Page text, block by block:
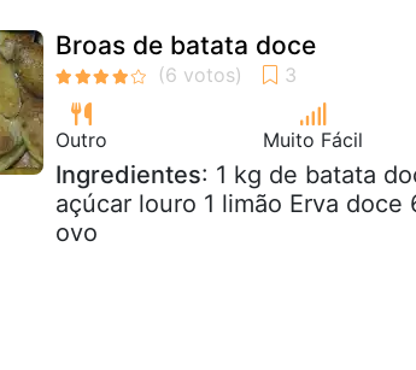
Broas de batata doce
Outro Muito Fácil
Ingredientes: 1 kg de batata
açúcar louro 1 limão Erva
ovo